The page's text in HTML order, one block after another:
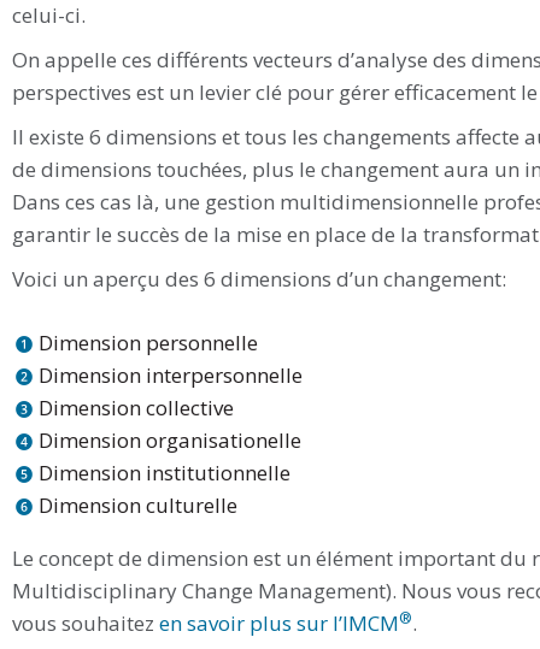
celui-ci.
On appelle ces différents vecteurs d’analyse des
perspectives est un levier clé pour gérer efficacement
Il existe 6 dimensions et tous les changements affecte
de dimensions touchées, plus le changement aura un
Dans ces cas là, une gestion multidimensionnelle
garantir le succès de la mise en place de la
Voici un aperçu des 6 dimensions d’un changement:
Dimension personnelle
Dimension interpersonnelle
Dimension collective
Dimension organisationelle
Dimension institutionnelle
Dimension culturelle
Le concept de dimension est un élément important du
Multidisciplinary Change Management). Nous vous
vous souhaitez en savoir plus sur l’IMCM®.